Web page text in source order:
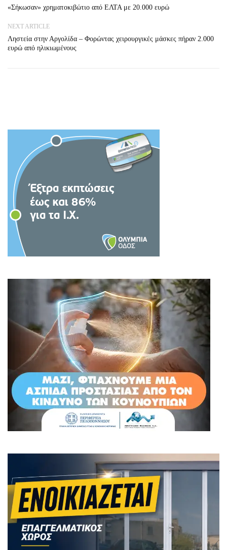
«Σήκωσαν» χρηματοκιβώτιο από ΕΛΤΑ με 20.000 ευρώ
NEXT ARTICLE
Ληστεία στην Αργολίδα – Φορώντας χειρουργικές μάσκες πήραν 2.000
ευρώ από ηλικιωμένους